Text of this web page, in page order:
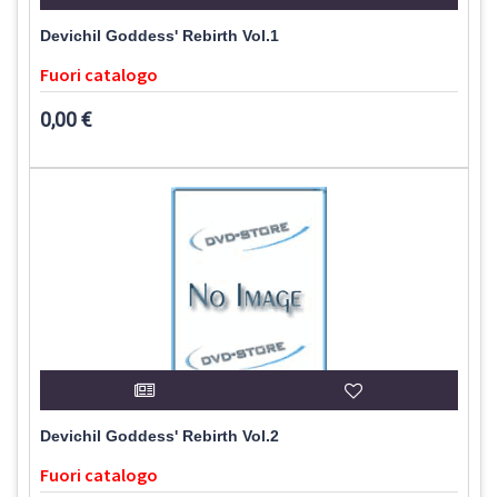
Devichil Goddess' Rebirth Vol.1
Fuori catalogo
0,00 €
Devichil Goddess' Rebirth Vol.2
Fuori catalogo